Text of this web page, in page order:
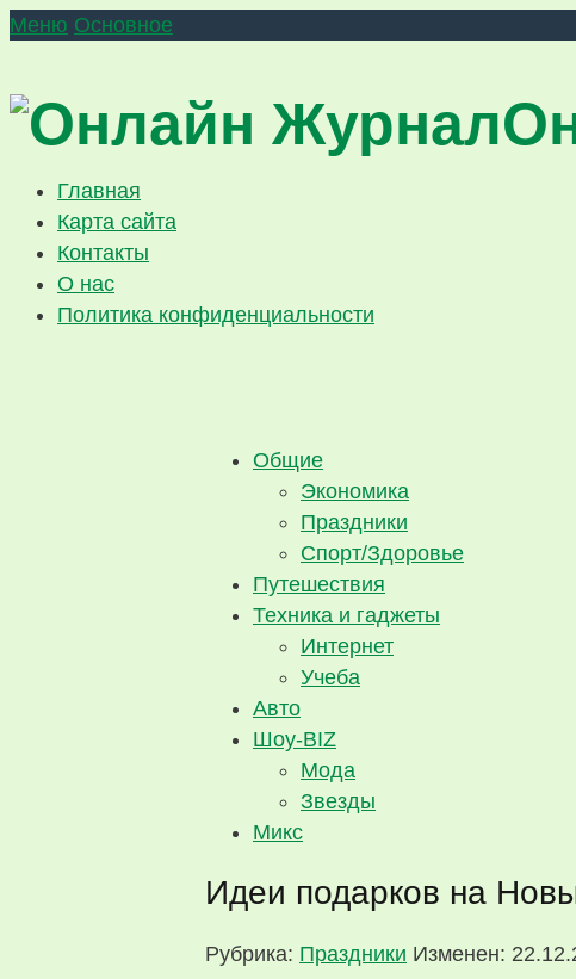
Меню Основное
Главная
Карта сайта
Контакты
О нас
Политика конфиденциальности
Общие
Экономика
Праздники
Спорт/Здоровье
Путешествия
Техника и гаджеты
Интернет
Учеба
Авто
Шоу-BIZ
Мода
Звезды
Микс
Идеи подарков на
Рубрика: Праздники Изменен: